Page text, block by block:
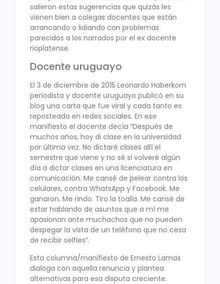
salieron estas sugerencias que quizás les
vienen bien a colegas docentes que están
arrancando o lidiando con problemas
parecidos a los narrados por el ex docente
rioplatense.
Docente uruguayo
El 3 de diciembre de 2015 Leonardo Haberkorn
periodista y docente uruguayo publicó en su
blog una carta que fue viral y cada tanto es
reposteada en redes sociales. En ese
manifiesto el docente decía “Después de
muchos años, hoy di clase en la universidad
por última vez. No dictaré clases allí el
semestre que viene y no sé si volveré algún
día a dictar clases en una licenciatura en
comunicación. Me cansé de pelear contra los
celulares, contra WhatsApp y Facebook. Me
ganaron. Me rindo. Tiro la toalla. Me cansé de
estar hablando de asuntos que a mí me
apasionan ante muchachos que no pueden
despegar la vista de un teléfono que no cesa
de recibir selfies”.
Esta columna/manifiesto de Ernesto Lamas
dialoga con aquella renuncia y plantea
alternativas para esa disputa creciente.